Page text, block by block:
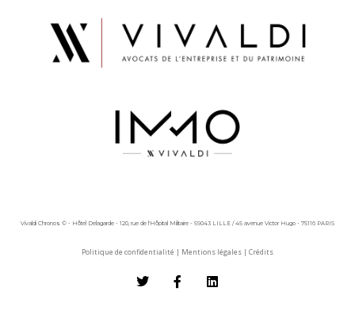
Vivaldi Chronos © - Hôtel Delagarde - 120, rue de l'Hôpital Militaire - 59043 LILLE / 45 avenue Victor Hugo - 75116 PARIS
Politique de confidentialité | Mentions légales | Crédits